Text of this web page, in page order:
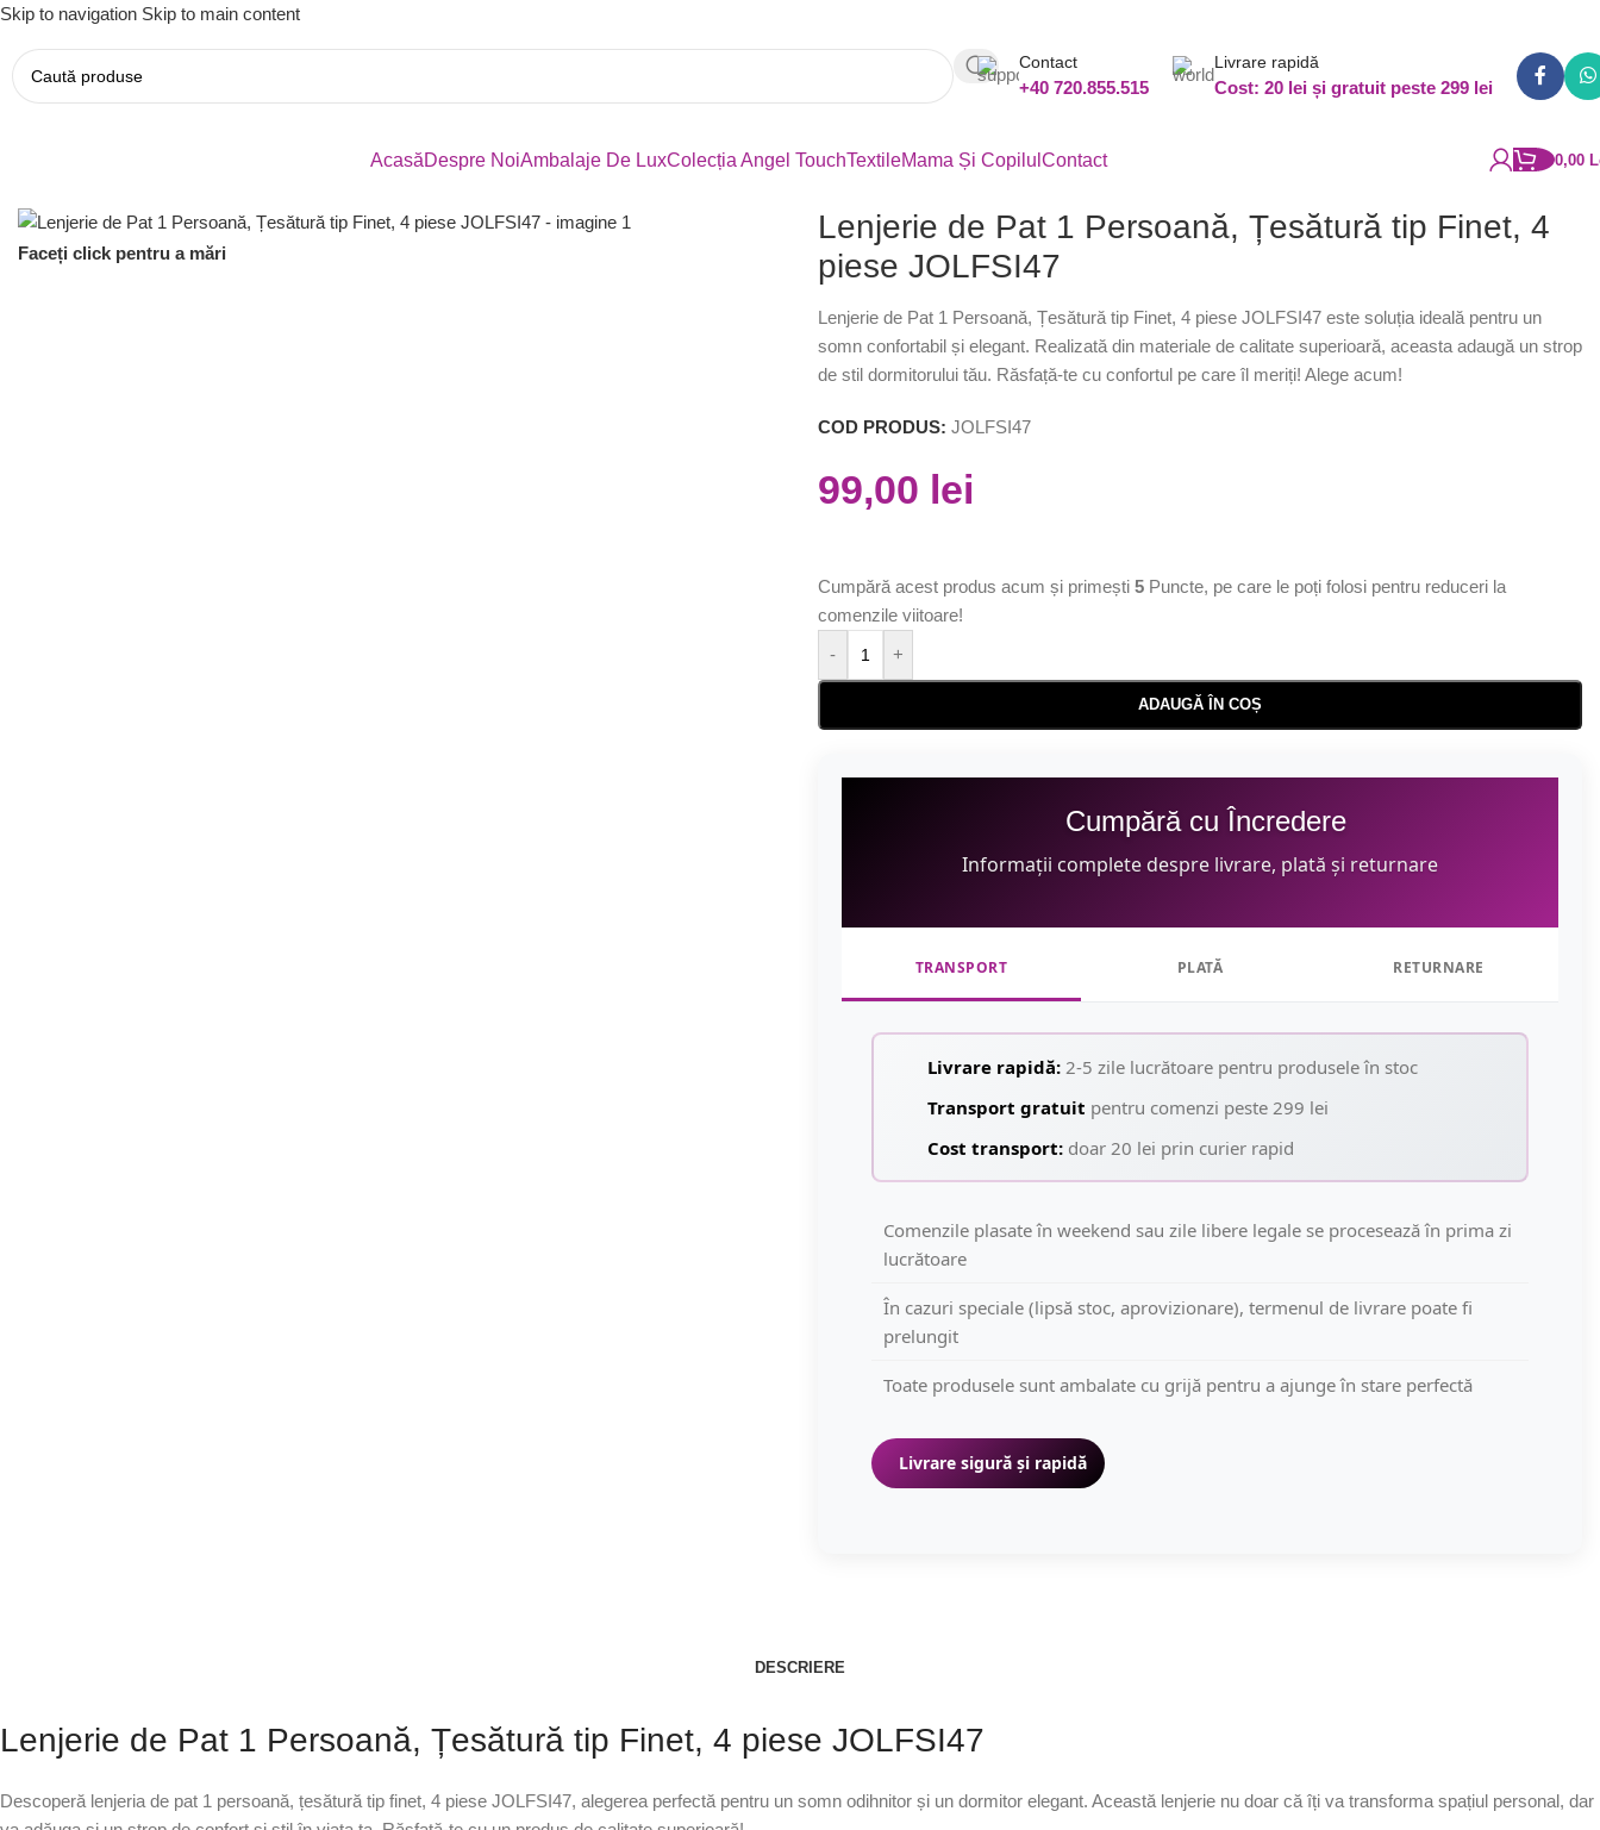
Skip to navigation Skip to main content
Contact
+40 720.855.515
Livrare rapidă
Cost: 20 lei și gratuit peste 299 lei
AcasăDespre NoiAmbalaje De LuxColecția Angel TouchTextileMama Și Copilul Contact 0,00
Faceți click pentru a mări
Lenjerie de Pat 1 Persoană, Țesătură tip Finet, 4
piese JOLFSI47
Lenjerie de Pat 1 Persoană, Țesătură tip Finet, 4 piese JOLFSI47 este soluția ideală pentru un
somn confortabil și elegant. Realizată din materiale de calitate superioară, aceasta adaugă un strop
de stil dormitorului tău. Răsfață-te cu confortul pe care îl meriți! Alege acum!
COD PRODUS: JOLFSI47
99,00 lei
Cumpără acest produs acum și primești 5Puncte, pe care le poți folosi pentru reduceri la
comenzile viitoare!
-
+
ADAUGĂ ÎN COȘ
Cumpără cu Încredere
Informații complete despre livrare, plată și returnare
TRANSPORT PLATĂ RETURNARE
Livrare rapidă:2-5 zile lucrătoare pentru produsele în stoc
Transport gratuit pentru comenzi peste 299 lei
Cost transport:doar 20 lei prin curier rapid
Comenzile plasate în weekend sau zile libere legale se procesează în prima zi
lucrătoare
În cazuri speciale (lipsă stoc, aprovizionare), termenul de livrare poate fi
prelungit
Toate produsele sunt ambalate cu grijă pentru a ajunge în stare perfectă
Livrare sigură și rapidă
DESCRIERE
Lenjerie de Pat 1 Persoană, Țesătură tip Finet, 4 piese JOLFSI47
Descoperă lenjeria de pat 1 persoană, țesătură tip finet, 4 piese JOLFSI47, alegerea perfectă pentru un somn odihnitor și un dormitor elegant. Această lenjerie nu doar că îți va transforma spațiul personal, dar